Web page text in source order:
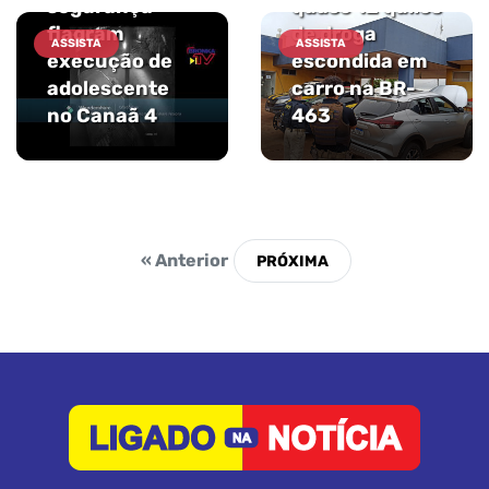
ASSISTA
segurança
flagram
execução de
adolescente
no Canaã 4
ASSISTA
quase 12 quilos
de droga
escondida em
carro na BR-
463
« Anterior